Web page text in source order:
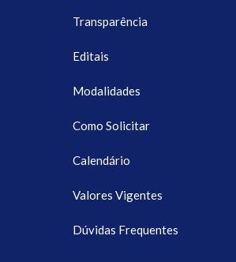
Transparência
Editais
Modalidades
Como Solicitar
Calendário
Valores Vigentes
Dúvidas Frequentes